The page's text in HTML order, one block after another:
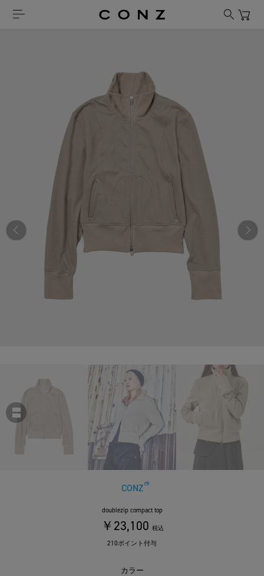
CONZ
doublezip compact top
￥23,100 税込
210ポイント付与
カラー